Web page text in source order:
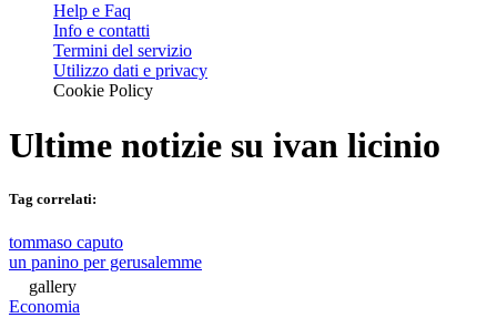
Help e Faq
Info e contatti
Termini del servizio
Utilizzo dati e privacy
Cookie Policy
Ultime notizie su ivan licinio
Tag correlati:
tommaso caputo
un panino per gerusalemme
gallery
Economia